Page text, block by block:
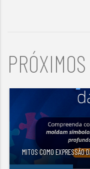
MITOS COMO EXPRESSÃO